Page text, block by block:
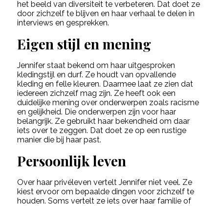
het beeld van diversiteit te verbeteren. Dat doet ze
door zichzelf te blijven en haar verhaal te delen in
interviews en gesprekken.
Eigen stijl en mening
Jennifer staat bekend om haar uitgesproken
kledingstijl en durf. Ze houdt van opvallende
kleding en felle kleuren. Daarmee laat ze zien dat
iedereen zichzelf mag zijn. Ze heeft ook een
duidelijke mening over onderwerpen zoals racisme
en gelijkheid. Die onderwerpen zijn voor haar
belangrijk. Ze gebruikt haar bekendheid om daar
iets over te zeggen. Dat doet ze op een rustige
manier die bij haar past.
Persoonlijk leven
Over haar privéleven vertelt Jennifer niet veel. Ze
kiest ervoor om bepaalde dingen voor zichzelf te
houden. Soms vertelt ze iets over haar familie of